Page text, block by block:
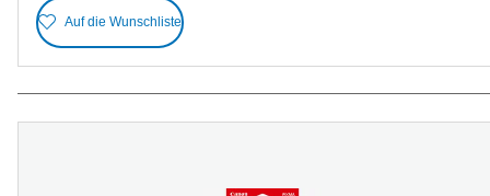
Auf die Wunschliste